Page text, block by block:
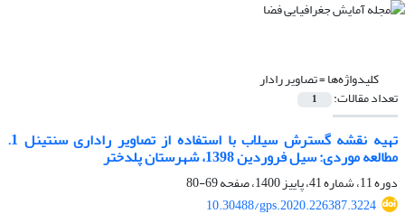
کلیدواژه‌ها =تصاویر رادار
تعداد مقالات: 1
تهیه نقشه گسترش سیلاب با استفاده از تصاویر راداری سنتینل 1.
مطالعه موردی: سیل فروردین 1398، شهرستان پلدختر
دوره 11، شماره 41، پاییز 1400، صفحه
69-80
10.30488/gps.2020.226387.3224